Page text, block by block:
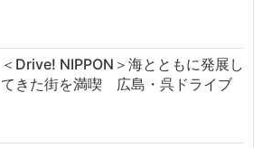
＜Drive! NIPPON＞海とともに発展し
てきた街を満喫 広島・呉ドライブ